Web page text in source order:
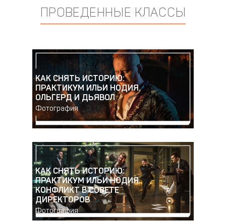
ПРОВЕДЕННЫЕ КЛАССЫ
КАК СНЯТЬ ИСТОРИЮ:
ПРАКТИКУМ ИЛЬИ НОДИЯ.
ОЛЬГЕРД И ДЬЯВОЛ
Фотография
КАК СНЯТЬ ИСТОРИЮ:
ПРАКТИКУМ ИЛЬИ НОДИЯ.
КОНФЛИКТ В СОВЕТЕ
ДИРЕКТОРОВ
Фотография